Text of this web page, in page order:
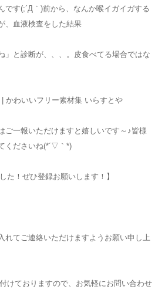
です(;´Д｀)前から、なんか喉イガイガする
、血液検査をした結果
」と診断が、、、。皮食べてる場合ではな
ご一報いただけますと嬉しいです～♪皆様
くださいね(*´▽｀*)
た！ぜひ登録お願いします！】
れてご連絡いただけますようお願い申し上
けておりますので、お気軽にお問い合わせ